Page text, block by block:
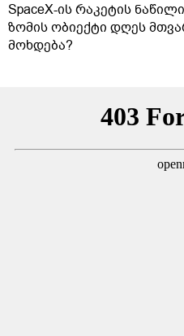
SpaceX-ის რაკეტის
ზომის ობიექტი დღეს
მოხდება?